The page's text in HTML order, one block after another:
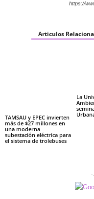
https://
Articulos
TAMSAU y EPEC invierten
más de $27 millones en
una moderna
subestación eléctrica para
el sistema de trolebuses
La
-